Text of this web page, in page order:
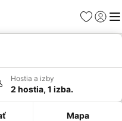
Obľúbené
Hostia a izby
2 hostia, 1 izba.
Mapa